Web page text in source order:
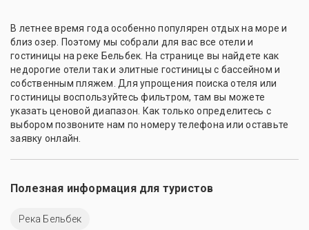
В летнее время года особенно популярен отдых на море и
близ озер. Поэтому мы собрали для вас все отели и
гостиницы на реке Бельбек. На странице вы найдете как
недорогие отели так и элитные гостиницы с бассейном и
собственным пляжем. Для упрощения поиска отеля или
гостиницы воспользуйтесь фильтром, там вы можете
указать ценовой диапазон. Как только определитесь с
выбором позвоните нам по номеру телефона или оставьте
заявку онлайн.
Полезная информация для туристов
Река Бельбек